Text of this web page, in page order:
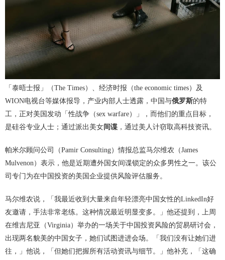
「泰晤士报」（The Times）、经济时报（the economic times）及
WION电视台等媒体报导，产业内部人士透露，中国与俄罗斯的特
工，正对美国发动「性战争（sex warfare）」，而他们的重点目标，
是硅谷专业人士；通过派出美女 间谍 ，通过美人计窃取高科技资讯。
帕米尔顾问公司（Pamir Consulting）情报总监马尔维农（James
Mulvenon）表示，他是近期遭外国女间谍锁定的众多男性之一。该公
司专门为在中国投资的美国企业提供风险评估服务。
马尔维农说，「我最近收到大量来自年轻漂亮中国女性的LinkedIn好
友邀请，手法非常老练。这种情况最近明显变多。」他还提到，上周
在维吉尼亚（Virginia）举办的一场关于中国投资风险的贸易研讨会，
出现两名貌美的中国女子，她们试图进进会场。「我们没有让她们进
往，」他说，「但她们把握所有活动资讯与细节。」他补充，「这确